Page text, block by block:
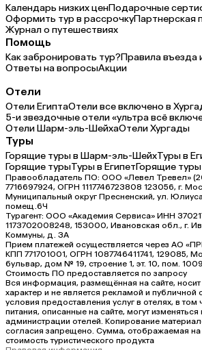
Календарь низких ценПодарочные
Оформить тур в рассрочкуПартнерская
Журнал о путешествиях
Помощь
Как забронировать тур?Правила въезда
Ответы на вопросыАкции
Отели
Отели ЕгиптаОтели все включено в
5-и звездочные отели «ультра всё
Отели Шарм-эль-ШейхаОтели Хургады
Туры
Горящие туры в Шарм-эль-ШейхТуры в
Горящие турыТуры в ЕгипетГорящие туры
Правообладатель ПО: ООО «Левел Тревел»
7716697924, ОГРН 1117746723808 123056, г.
Муниципальный округ Пресненский, ул.
помещ.6Ч
Турагент: ООО «Академия Сервиса» ИНН
1173702008248, 153000, Ивановская обл., г.
Коммуны, д. ЗА
Прием платежей осуществляется через АО
КПП 771701001, ОГРН 1087746411741, 129085,
бульвар, дом № 19, строение 1, эт. 10, пом. 1009
Стоимость ПО предоставляется по запросу
Вся информация, размещённая на сайте,
характер и не является рекламой и
условия предоставления услуг в отелях, в том
питания, описанные на сайте, могут
администрации отелей. Копирование
согласия запрещено. Сумма, отображаемая на
стоимость туристического продукта